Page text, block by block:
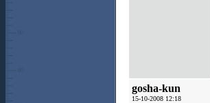
gosha-kun
15-10-2008 12:18